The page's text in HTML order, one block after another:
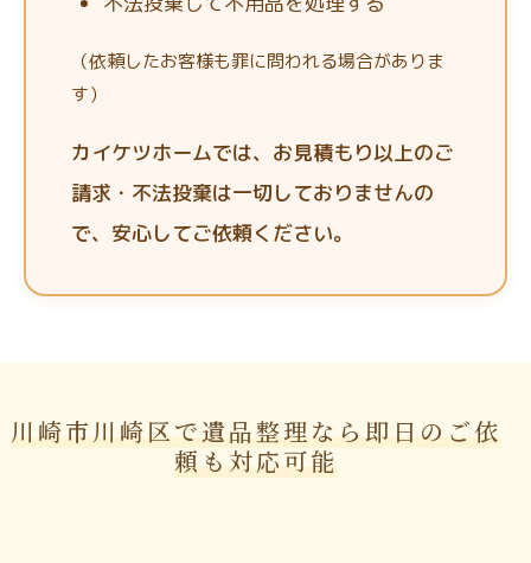
（依頼したお客様も罪に問われる場合がありま
す）
カイケツホームでは、お見積もり以上のご
請求・不法投棄は一切しておりませんの
で、安心してご依頼ください。
川崎市川崎区で遺品整理なら即日のご依
頼も対応可能